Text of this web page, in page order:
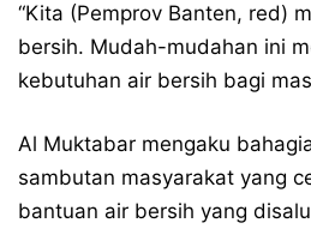
“Kita (Pemprov Banten, red)
bersih. Mudah-mudahan ini
kebutuhan air bersih bagi
Al Muktabar mengaku
sambutan masyarakat yang
bantuan air bersih yang